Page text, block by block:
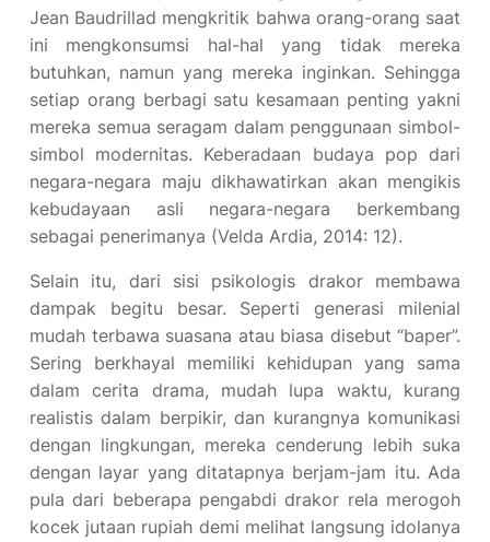
Jean Baudrillad mengkritik bahwa orang-orang saat
ini mengkonsumsi hal-hal yang tidak mereka
butuhkan, namun yang mereka inginkan. Sehingga
setiap orang berbagi satu kesamaan penting yakni
mereka semua seragam dalam penggunaan simbol-
simbol modernitas. Keberadaan budaya pop dari
negara-negara maju dikhawatirkan akan mengikis
kebudayaan asli negara-negara berkembang
sebagai penerimanya (Velda Ardia, 2014: 12).
Selain itu, dari sisi psikologis drakor membawa
dampak begitu besar. Seperti generasi milenial
mudah terbawa suasana atau biasa disebut “baper”.
Sering berkhayal memiliki kehidupan yang sama
dalam cerita drama, mudah lupa waktu, kurang
realistis dalam berpikir, dan kurangnya komunikasi
dengan lingkungan, mereka cenderung lebih suka
dengan layar yang ditatapnya berjam-jam itu. Ada
pula dari beberapa pengabdi drakor rela merogoh
kocek jutaan rupiah demi melihat langsung idolanya